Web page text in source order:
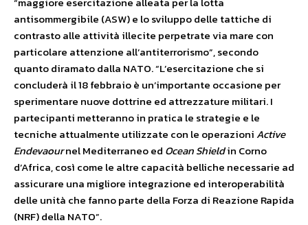
antisommergibile (ASW) e lo sviluppo delle tattiche di
contrasto alle attività illecite perpetrate via mare con
particolare attenzione all’antiterrorismo”, secondo
quanto diramato dalla NATO. “L’esercitazione che si
concluderà il 18 febbraio è un’importante occasione per
sperimentare nuove dottrine ed attrezzature militari. I
partecipanti metteranno in pratica le strategie e le
tecniche attualmente utilizzate con le operazioni Active
Endevaournel Mediterraneo ed Ocean Shieldin Corno
d’Africa, così come le altre capacità belliche necessarie ad
assicurare una migliore integrazione ed interoperabilità
delle unità che fanno parte della Forza di Reazione Rapida
(NRF) della NATO”.